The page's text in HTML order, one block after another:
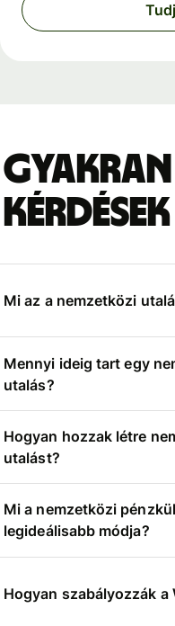
kérdések
Mi az a nemzetközi
Mennyi ideig tart egy
utalás?
Hogyan hozzak létre
utalást?
Mi a nemzetközi
legideálisabb módja?
Hogyan szabályozzák a